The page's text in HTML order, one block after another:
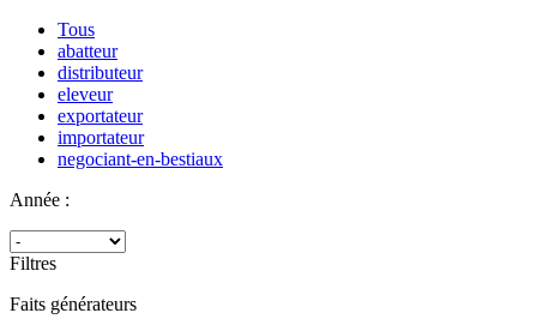
Tous
abatteur
distributeur
eleveur
exportateur
importateur
negociant-en-bestiaux
Année :
Filtres
Faits générateurs